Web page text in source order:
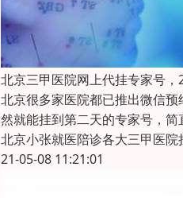
北京三甲医院网上代挂专家号
北京很多家医院都已推出微信
然就能挂到第二天的专家号，
北京小张就医陪诊各大三甲医院
21-05-08 11:21:01